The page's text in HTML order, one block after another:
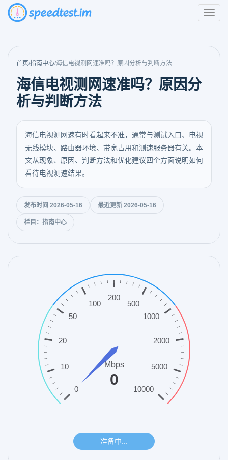
首页/指南中心/海信电视测网速准吗？原因分析与判断方法
海信电视测网速准吗？原因分
析与判断方法
海信电视测网速有时看起来不准，通常与测试入口、电视
无线模块、路由器环境、带宽占用和测速服务器有关。本
文从现象、原因、判断方法和优化建议四个方面说明如何
看待电视测速结果。
发布时间 2026-05-16 最近更新 2026-05-16
栏目：指南中心